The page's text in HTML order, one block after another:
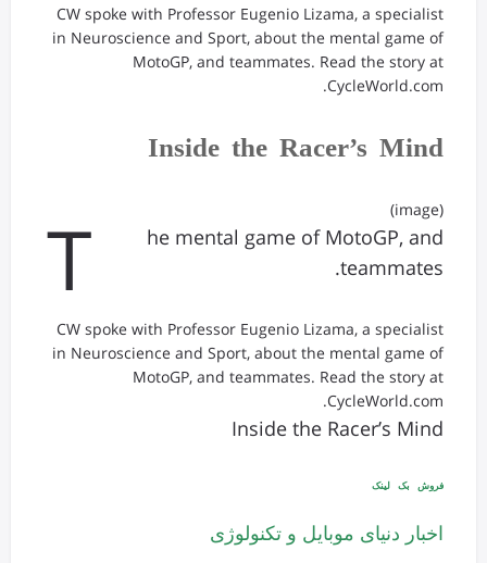
CW spoke with Professor Eugenio Lizama, a specialist
in Neuroscience and Sport, about the mental game of
MotoGP, and teammates. Read the story at
CycleWorld.com.
Inside the Racer’s Mind
(image)
T
he mental game of MotoGP, and
teammates.
CW spoke with Professor Eugenio Lizama, a specialist
in Neuroscience and Sport, about the mental game of
MotoGP, and teammates. Read the story at
CycleWorld.com.
Inside the Racer’s Mind
فروش بک لینک
اخبار دنیای موبایل و تکنولوژی